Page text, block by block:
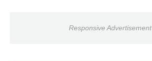
Responsive Advertisement